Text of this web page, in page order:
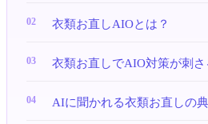
衣類お直しAIOとは？
衣類お直しでAIO対策が刺さ
AIに聞かれる衣類お直しの